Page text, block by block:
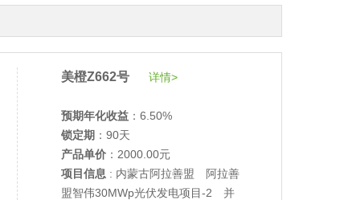
美橙Z662号 详情>
预期年化收益 ：6.50%
锁定期 ：90天
产品单价 ：2000.00元
项目信息 : 内蒙古阿拉善盟 阿拉善
盟智伟30MWp光伏发电项目-2 并
美柚27号于2688天前,以1995.00元单价成交
美柚6号于2690天前,以1200.00元单价成交
美柚40号于2690天前,以1200.00元单价成交